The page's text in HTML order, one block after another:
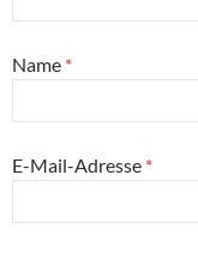
Name *
E-Mail-Adresse *